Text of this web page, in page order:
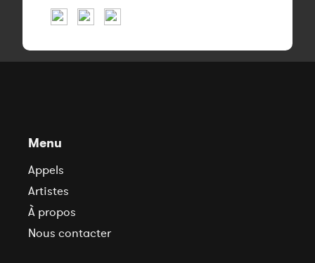
Menu
Appels
Artistes
À propos
Nous contacter